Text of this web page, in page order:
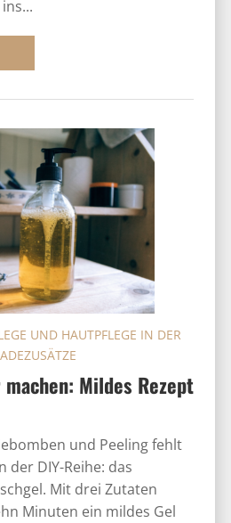
Mildes Rezept
UND HAUTPFLEGE IN DER
und Peeling fehlt
der DIY-Reihe: das
Mit drei Zutaten
Minuten ein mildes Gel